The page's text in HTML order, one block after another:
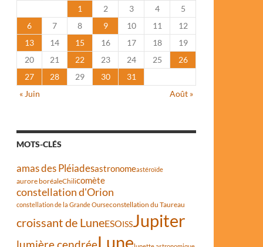
1
2 3 4
5
6
7 8 9 10 11
12
13
14 15 16 17 18
19
20
21 22 23 24 25
26
27
28 29 30
31
« Juin
Août »
MOTS-CLÉS
amas des Pléiadesastronomeastéroïde
aurore boréaleChilicomète
constellation d'Orion
constellation de la Grande Ourseconstellation du Taureau
croissant de LuneESOISSJupiter
lumière cendréeLune